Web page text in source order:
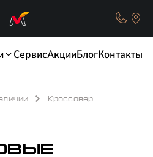
СервисАкцииБлогКонтакты
ОБМЕН / TRADE-IN
Кроссовер